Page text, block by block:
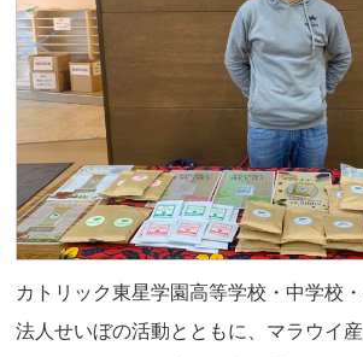
カトリック東星学園高等学校・中学校
法人せいぼの活動とともに、マラウイ